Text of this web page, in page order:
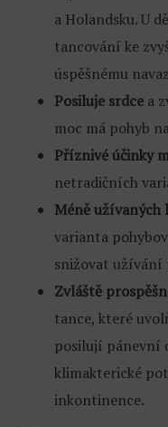
a Holandsku. U
tancování ke
úspěšnému
Posiluje srdce a
moc má pohyb
Příznivé účinky
netradičních
Méně užívaných
varianta
snižovat
Zvláště
tance, které
posilují pánevní
klimakterické
inkontinence.